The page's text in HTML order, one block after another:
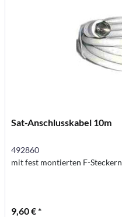
Sat-Anschlusskabel 10m
492860
mit fest montierten F-Steckern
9,60 € *